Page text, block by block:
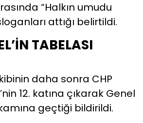
“Halkın umudu
attığı belirtildi.
TABELASI
daha sonra CHP
12. katına çıkarak Genel
geçtiği bildirildi.